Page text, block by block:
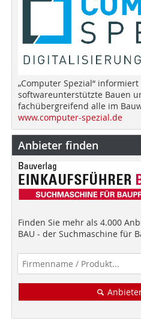
„Computer Spezial“
softwareunterstützte Bauen
fachübergreifend alle im
www.computer-spezial.de
Anbieter finden
Finden Sie mehr als 4.000
BAU - der Suchmaschine für